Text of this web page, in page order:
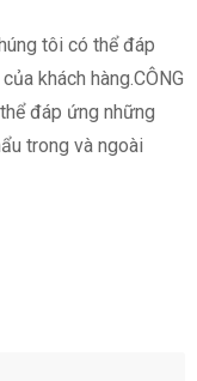
tôi có thể đáp
khách hàng.CÔNG
đáp ứng những
trong và ngoài